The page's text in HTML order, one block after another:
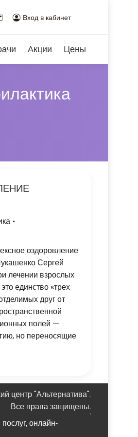
Вход в кабинет
Акции Цены
оздоровление
Сергей
лечении взрослых
единство «трех
друг от
полей —
но переносящие
центр "Альтернатива".
Все права защищены.
онлайн-